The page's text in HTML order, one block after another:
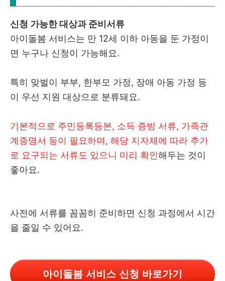
신청 가능한 대상과 준비서류
아이돌봄 서비스는 만 12세 이하 아동을 둔 가정이
면 누구나 신청이 가능해요.
특히 맞벌이 부부, 한부모 가정, 장애 아동 가정 등
이 우선 지원 대상으로 분류돼요.
기본적으로 주민등록등본, 소득 증빙 서류, 가족관
계증명서 등이 필요하며, 해당 지자체에 따라 추가
로 요구되는 서류도 있으니 미리 확인해두는 것이
좋아요.
사전에 서류를 꼼꼼히 준비하면 신청 과정에서 시간
을 줄일 수 있어요.
아이돌봄 서비스 신청 바로가기